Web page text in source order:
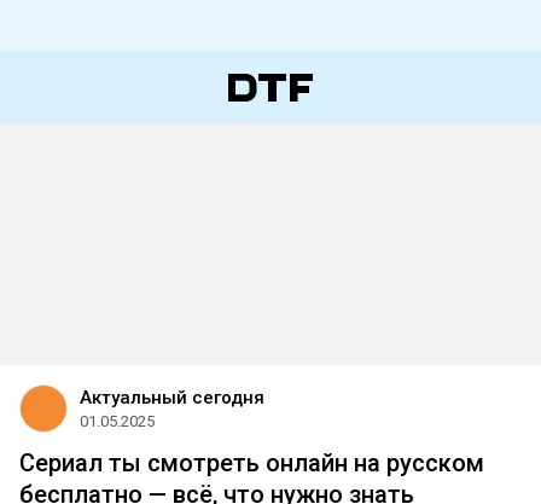
Актуальный сегодня
01.05.2025
Сериал ты смотреть онлайн на русском
бесплатно — всё, что нужно знать